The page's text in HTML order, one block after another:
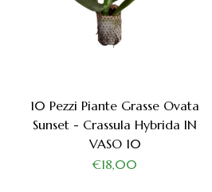
10 Pezzi Piante Grasse Ovata
Sunset - Crassula Hybrida IN
VASO 10
€18,00